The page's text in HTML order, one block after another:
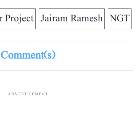
NGT
Jairam Ramesh
Project
Comment(s)
ADVERTISEMENT